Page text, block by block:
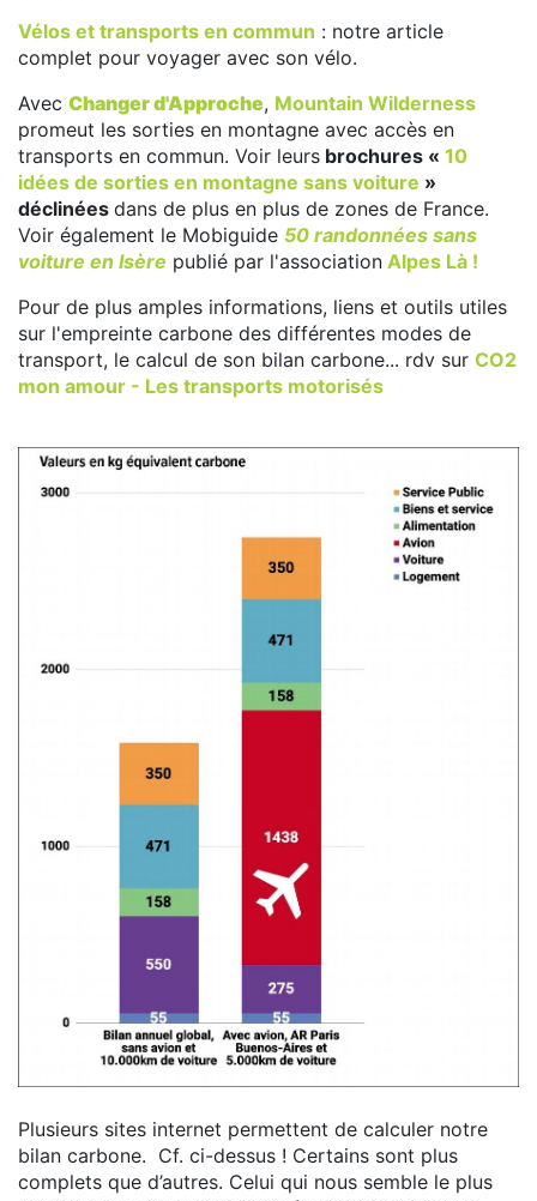
Vélos et transports en commun : notre article
complet pour voyager avec son vélo.
Avec Changer d'Approche, Mountain Wilderness
promeut les sorties en montagne avec accès en
transports en commun. Voir leurs brochures « 10
idées de sorties en montagne sans voiture »
déclinées dans de plus en plus de zones de France.
Voir également le Mobiguide 50 randonnées sans
voiture en Isère publié par l'association Alpes Là !
Pour de plus amples informations, liens et outils utiles
sur l'empreinte carbone des différentes modes de
transport, le calcul de son bilan carbone... rdv sur CO2
mon amour - Les transports motorisés
Plusieurs sites internet permettent de calculer notre
bilan carbone. Cf. ci-dessus ! Certains sont plus
complets que d’autres. Celui qui nous semble le plus